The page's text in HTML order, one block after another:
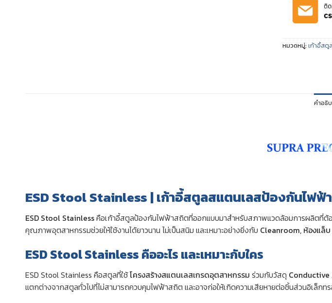
หมวดหมู่:เก้าอี้สตู
คำอธิ
ESD Stool Stainless | เก้าอี้สตูลสแตนเลสป้องกันไฟฟ้
ESD Stool Stainlessคือเก้าอี้สตูลป้องกันไฟฟ้าสถิตที่ออกแบบมาสำหรับสภาพแวดล้อมการผลิตที่ต้
คุณภาพอุตสาหกรรมช่วยให้ใช้งานได้ยาวนาน ไม่เป็นสนิม และเหมาะอย่างยิ่งกับ Cleanroom, ห้องแล็
ESD Stool Stainless คืออะไร และเหมาะกับใคร
ESD Stool Stainless คือสตูลที่ใช้โครงสร้างสแตนเลสเกรดอุตสาหกรรม ร่วมกับวัสดุ
แตกต่างจากสตูลทั่วไปที่ไม่สามารถควบคุมไฟฟ้าสถิต และอาจก่อให้เกิดความเสียหายต่อชิ้นส่วนอิเล็กท